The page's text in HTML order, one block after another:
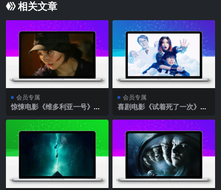
相关文章
会员专属
惊悚电影《维多利亚一号》片
会员专属
喜剧电影《试着死了一次》片